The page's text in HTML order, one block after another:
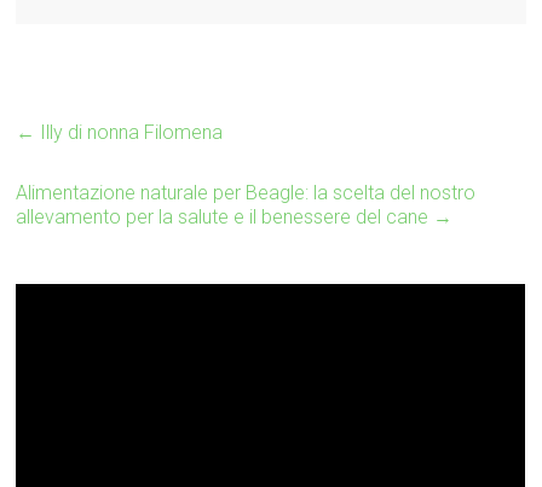
← Illy di nonna Filomena
Alimentazione naturale per Beagle: la scelta del nostro
allevamento per la salute e il benessere del cane →